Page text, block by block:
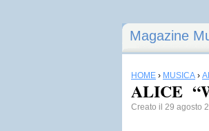
Magazine
HOME › MUSICA ›
ALICE
Creato il 29 agosto